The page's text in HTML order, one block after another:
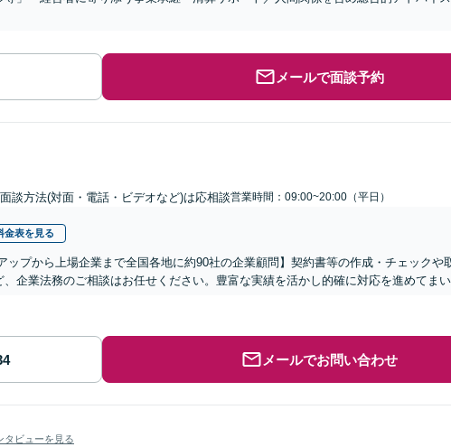
メールで面談予約
面談方法(対面・電話・ビデオなど)は応相談営業時間：09:00~20:00（平日）
金表を見る
ップから上場企業まで全国各地に約90社の企業顧問】契約書等の作成・チェックや
企業法務のご相談はお任せください。豊富な実績を活かし的確に対応を進めてまい
メールでお問い合わせ
タビューを見る